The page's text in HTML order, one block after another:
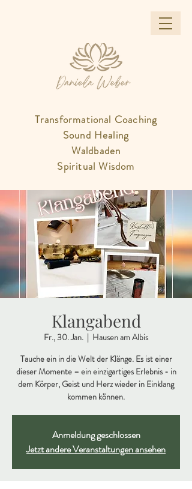
Transformational Coaching
Sound Healing
Waldbaden
Spiritual Wisdom
Klangabend
Fr., 30. Jan.
  |
Hausen am Albis
Tauche ein in die Welt der Klänge. Es ist einer
dieser Momente – ein einzigartiges Erlebnis - in
dem Körper, Geist und Herz wieder in Einklang
kommen können.
Anmeldung geschlossen
Jetzt andere Veranstaltungen ansehen